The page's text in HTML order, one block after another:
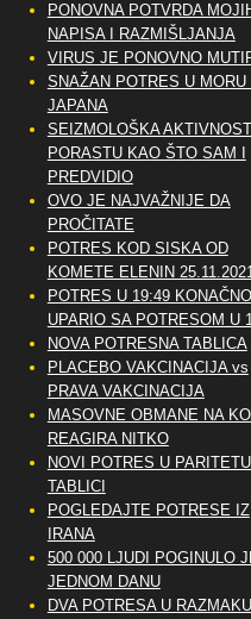
PONOVNA POTVRDA
NAPISA I RAZMIŠLJANJA
VIRUS JE PONOVNO
SNAŽAN POTRES U MORU
JAPANA
SEIZMOLOŠKA AKTIVNOST
PORASTU KAO ŠTO SAM I
PREDVIDIO
OVO JE NAJVAŽNIJE DA
PROČITATE
POTRES KOD SISKA OD
KOMETE ELENIN
POTRES U 19:49
UPARIO SA POTRESOM U
NOVA POTRESNA TABLICA
PLACEBO VAKCINACIJA vs
PRAVA VAKCINACIJA
MASOVNE OBMANE NA
REAGIRA NITKO
NOVI POTRES U
TABLICI
POGLEDAJTE POTRESE IZ
IRANA
500 000 LJUDI POGINULO
JEDNOM DANU
DVA POTRESA U